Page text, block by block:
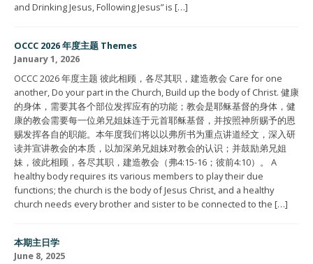
and Drinking Jesus, Following Jesus” is […]
OCCC 2026 年度主题 Themes
January 1, 2026
OCCC 2026 年度主题 彼此相顾，各尽其职，建造教会 Care for one
another, Do your part in the Church, Build up the body of Christ. 健康
的身体，需要其各个部位发挥应有的功能；教会是耶稣基督的身体，健
康的教会需要每一位弟兄姐妹连于元首耶稣基督，并按照神所赐予的恩
赐发挥各自的职能。本年度我们将以以弗所书为重点讲道经文，深入研
读并宣讲教会的本质，以加深弟兄姐妹对教会的认识；并鼓励弟兄姐
妹，彼此相顾，各尽其职，建造教会（弗4:15-16；彼前4:10）。 A
healthy body requires its various members to play their due
functions; the church is the body of Jesus Christ, and a healthy
church needs every brother and sister to be connected to the […]
本期主日学
June 8, 2025